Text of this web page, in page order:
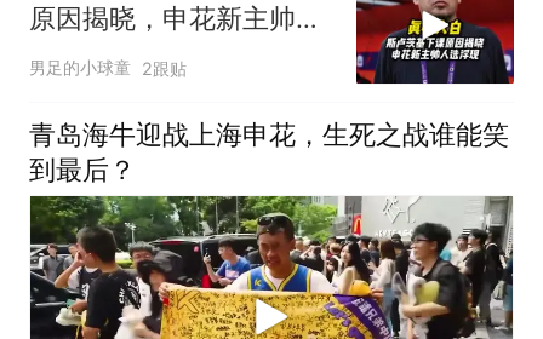
原因揭晓，申花新主帅人
选浮现
男足的小球童 2跟贴
青岛海牛迎战上海申花，生死之战谁能笑
到最后？